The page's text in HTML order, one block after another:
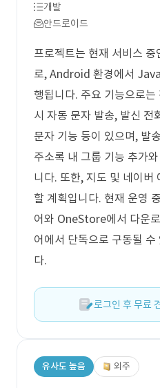
개발
안드로이드
프로젝트는 현재 서비스
로, Android 환경에서
행됩니다. 주요 기능으로
시 자동 문자 발송, 발신 전
문자 기능 등이 있으며, 발
주소록 내 그룹 기능 추가
니다. 또한, 지도 및 네이버
할 계획입니다. 현재 운영
어와 OneStore에서 다운
어에서 단독으로 구동될 수
다.
로그인 후 무료
유사도 높음 외주